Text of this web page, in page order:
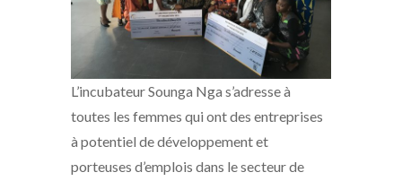
L’incubateur Sounga Nga s’adresse à
toutes les femmes qui ont des entreprises
à potentiel de développement et
porteuses d’emplois dans le secteur de